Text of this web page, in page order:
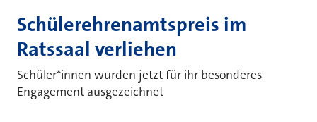
Schülerehrenamtspreis im
Ratssaal verliehen
Schüler*innen wurden jetzt für ihr besonderes
Engagement ausgezeichnet